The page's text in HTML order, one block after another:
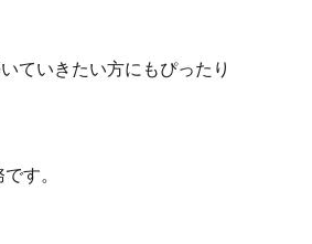
ていきたい方にもぴったり
す。